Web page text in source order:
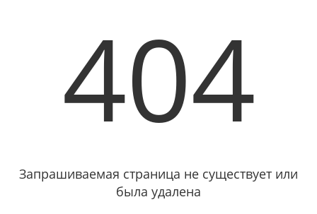
404
Запрашиваемая страница не существует или
была удалена